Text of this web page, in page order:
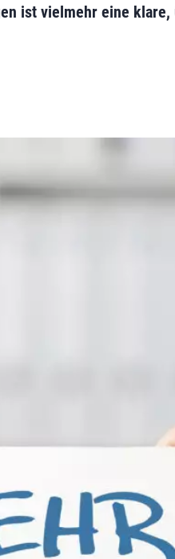
ist vielmehr eine klare,